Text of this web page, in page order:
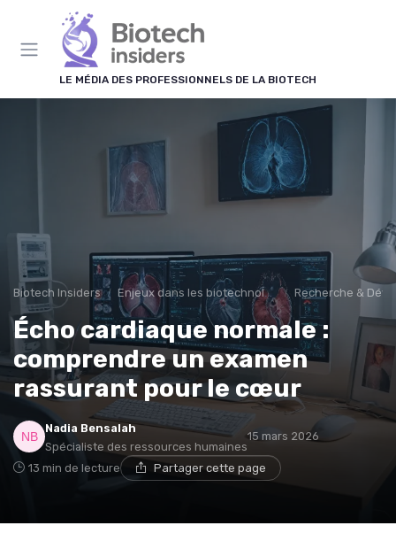
LE MÉDIA DES PROFESSIONNELS DE LA BIOTECH
Biotech Insiders Enjeux dans les biotechnologies Recherche &
Écho cardiaque normale :
comprendre un examen
rassurant pour le cœur
Nadia Bensalah
Spécialiste des ressources humaines
15 mars 2026
13 min de lecture Partager cette page
Panneau de gestion des cookies